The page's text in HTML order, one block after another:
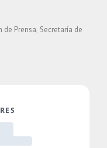
de Prensa Secretaría de